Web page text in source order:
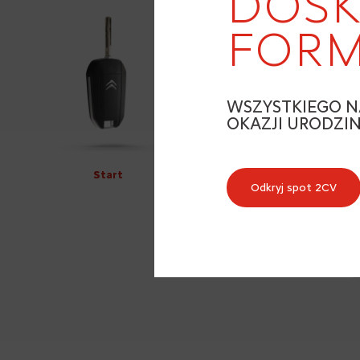
WSZYSTKIEGO
OKAZJI URODZIN
Odkryj spot 2CV
Start